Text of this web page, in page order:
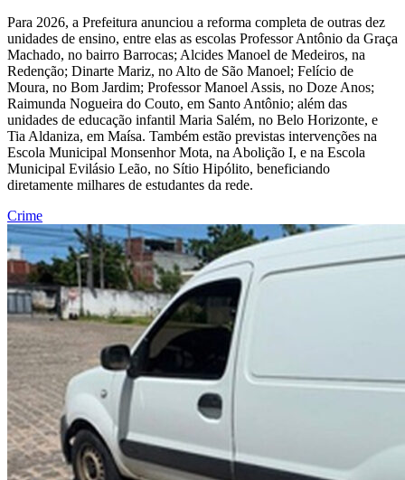
Para 2026, a Prefeitura anunciou a reforma completa de outras dez
unidades de ensino, entre elas as escolas Professor Antônio da Graça
Machado, no bairro Barrocas; Alcides Manoel de Medeiros, na
Redenção; Dinarte Mariz, no Alto de São Manoel; Felício de
Moura, no Bom Jardim; Professor Manoel Assis, no Doze Anos;
Raimunda Nogueira do Couto, em Santo Antônio; além das
unidades de educação infantil Maria Salém, no Belo Horizonte, e
Tia Aldaniza, em Maísa. Também estão previstas intervenções na
Escola Municipal Monsenhor Mota, na Abolição I, e na Escola
Municipal Evilásio Leão, no Sítio Hipólito, beneficiando
diretamente milhares de estudantes da rede.
Crime